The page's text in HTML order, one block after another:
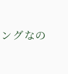
グなの